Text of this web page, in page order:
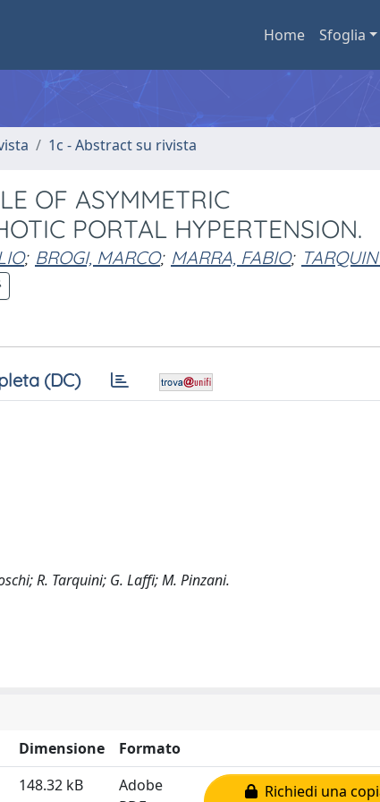
Home Sfoglia
1c - Abstract su rivista
OF ASYMMETRIC
PORTAL HYPERTENSION.
; BROGI, MARCO; MARRA, FABIO;
(DC)
R. Tarquini; G. Laffi; M. Pinzani.
Dimensione
Formato
148.32 kB
Adobe
Richiedi una